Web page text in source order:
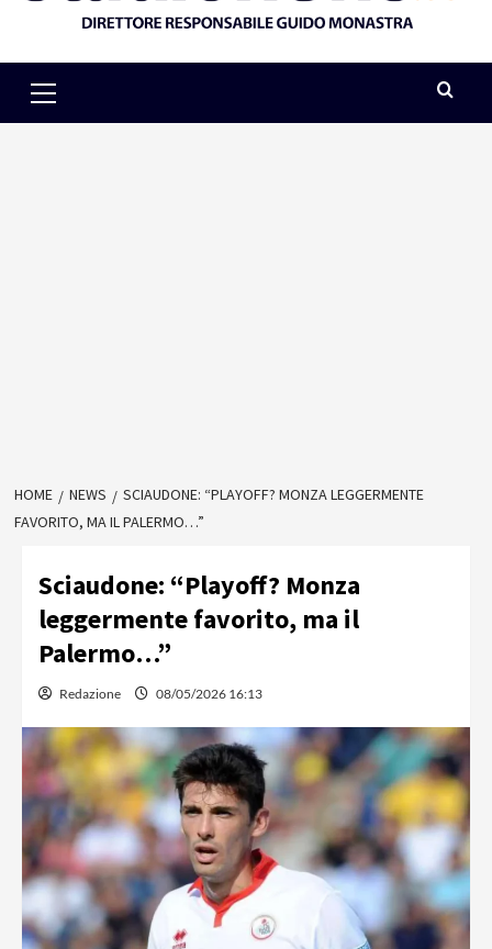
Menu
HOME NEWS
SCIAUDONE: “PLAYOFF? MONZA LEGGERMENTE
FAVORITO, MA IL PALERMO…”
Sciaudone: “Playoff? Monza
leggermente favorito, ma il
Palermo…”
Redazione 08/05/2026 16:13